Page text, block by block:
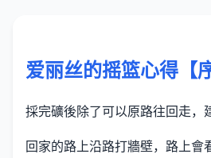
爱丽丝的摇篮心得【
採完礦後除了可以原路往回走，
回家的路上沿路打牆壁，路上會